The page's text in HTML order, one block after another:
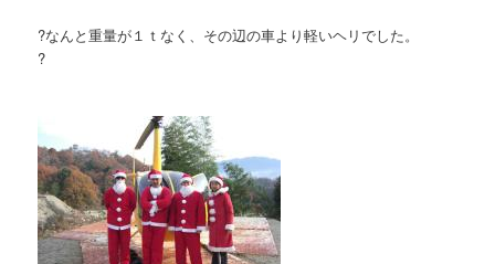
?なんと重量が１ｔなく、その辺の車より軽いヘリでした。
?